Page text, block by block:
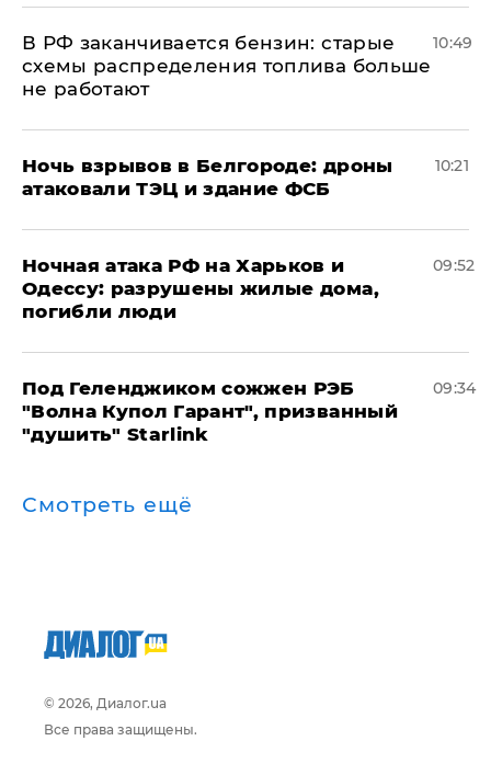
​В РФ заканчивается бензин: старые
схемы распределения топлива больше
не работают
10:49
​Ночь взрывов в Белгороде: дроны
атаковали ТЭЦ и здание ФСБ
10:21
​Ночная атака РФ на Харьков и
Одессу: разрушены жилые дома,
погибли люди
09:52
Под Геленджиком сожжен РЭБ
"Волна Купол Гарант", призванный
"душить" Starlink
09:34
Смотреть ещё
© 2026, Диалог.ua
Все права защищены.